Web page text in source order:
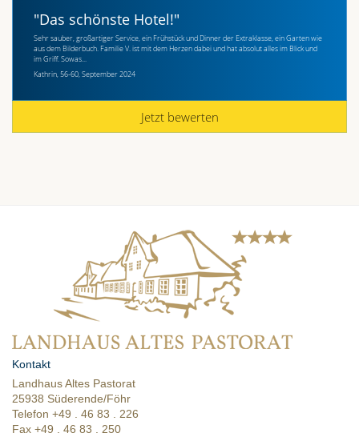
"Das schönste Hotel!"
Sehr sauber, großartiger Service, ein Frühstück und Dinner der Extraklasse, ein Garten wie
aus dem Bilderbuch. Familie V. ist mit dem Herzen dabei und hat absolut alles im Blick und
im Griff. Sowas...
Kathrin, 56-60, September 2024
Jetzt bewerten
Kontakt
Landhaus Altes Pastorat
25938 Süderende/Föhr
Telefon +49 . 46 83 . 226
Fax +49 . 46 83 . 250